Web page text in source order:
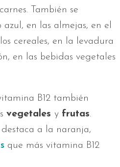
También se
azul, en las almejas, en el
cereales, en la levadura
en las bebidas vegetales
B12 también
vegetales y frutas.
a la naranja,
que más vitamina B12